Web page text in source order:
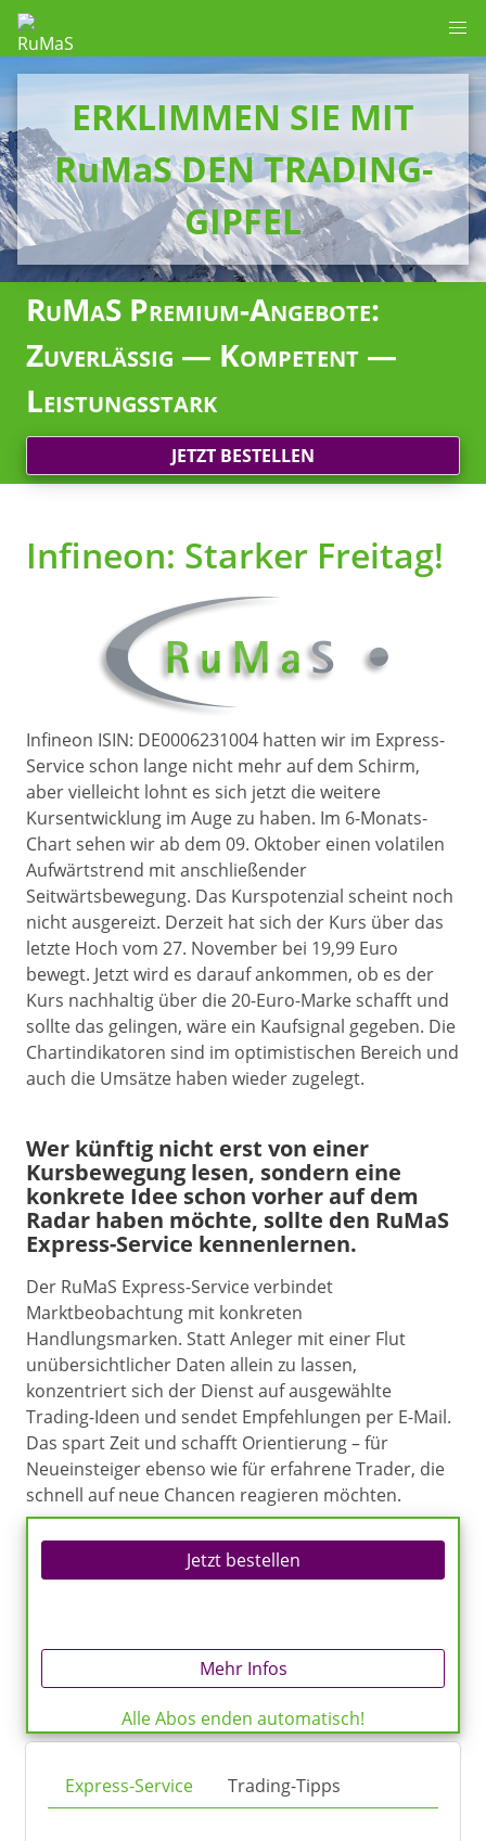
ERKLIMMEN SIE MIT
RuMaS DEN TRADING-
GIPFEL
RuMaS Premium-Angebote:
Zuverlässig — Kompetent —
Leistungsstark
JETZT BESTELLEN
Infineon: Starker Freitag!
Infineon ISIN: DE0006231004 hatten wir im Express-
Service schon lange nicht mehr auf dem Schirm,
aber vielleicht lohnt es sich jetzt die weitere
Kursentwicklung im Auge zu haben. Im 6-Monats-
Chart sehen wir ab dem 09. Oktober einen volatilen
Aufwärtstrend mit anschließender
Seitwärtsbewegung. Das Kurspotenzial scheint noch
nicht ausgereizt. Derzeit hat sich der Kurs über das
letzte Hoch vom 27. November bei 19,99 Euro
bewegt. Jetzt wird es darauf ankommen, ob es der
Kurs nachhaltig über die 20-Euro-Marke schafft und
sollte das gelingen, wäre ein Kaufsignal gegeben. Die
Chartindikatoren sind im optimistischen Bereich und
auch die Umsätze haben wieder zugelegt.
Wer künftig nicht erst von einer
Kursbewegung lesen, sondern eine
konkrete Idee schon vorher auf dem
Radar haben möchte, sollte den RuMaS
Express-Service kennenlernen.
Der RuMaS Express-Service verbindet
Marktbeobachtung mit konkreten
Handlungsmarken. Statt Anleger mit einer Flut
unübersichtlicher Daten allein zu lassen,
konzentriert sich der Dienst auf ausgewählte
Trading-Ideen und sendet Empfehlungen per E-Mail.
Das spart Zeit und schafft Orientierung – für
Neueinsteiger ebenso wie für erfahrene Trader, die
schnell auf neue Chancen reagieren möchten.
Jetzt bestellen
Mehr Infos
Alle Abos enden automatisch!
Express-Service Trading-Tipps